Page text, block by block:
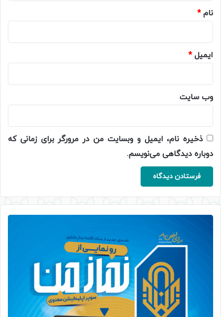
نام*
ایمیل*
وب‌ سایت
ذخیره نام، ایمیل و وبسایت من در مرورگر برای زمانی که
دوباره دیدگاهی می‌نویسم.